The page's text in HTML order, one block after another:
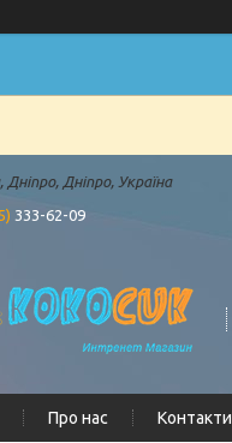
Дніпро, Дніпро, Україна
333-62-09
Про нас Контакти